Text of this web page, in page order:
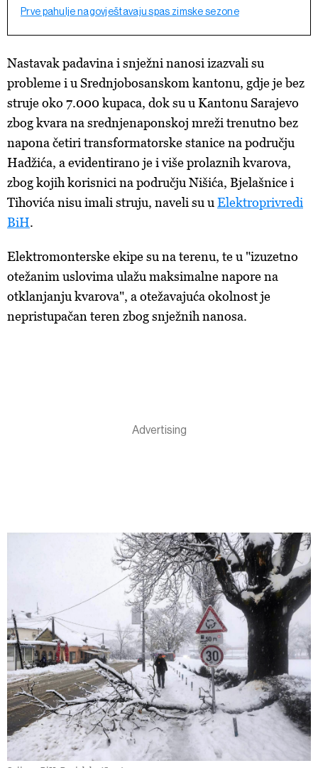
Prve pahulje nagovještavaju spas zimske sezone
Nastavak padavina i snježni nanosi izazvali su
probleme i u Srednjobosanskom kantonu, gdje je bez
struje oko 7.000 kupaca, dok su u Kantonu Sarajevo
zbog kvara na srednjenaponskoj mreži trenutno bez
napona četiri transformatorske stanice na području
Hadžića, a evidentirano je i više prolaznih kvarova,
zbog kojih korisnici na području Nišića, Bjelašnice i
Tihovića nisu imali struju, naveli su u Elektroprivredi
BiH.
Elektromonterske ekipe su na terenu, te u "izuzetno
otežanim uslovima ulažu maksimalne napore na
otklanjanju kvarova", a otežavajuća okolnost je
nepristupačan teren zbog snježnih nanosa.